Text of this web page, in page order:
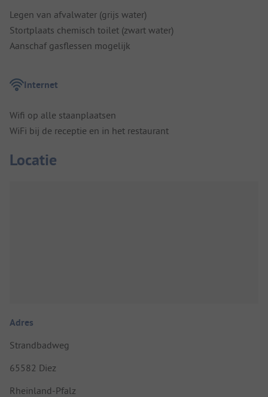
Legen van afvalwater (grijs water)
Stortplaats chemisch toilet (zwart water)
Aanschaf gasflessen mogelijk
Internet
Wifi op alle staanplaatsen
WiFi bij de receptie en in het restaurant
Locatie
Adres
Strandbadweg
65582 Diez
Rheinland-Pfalz